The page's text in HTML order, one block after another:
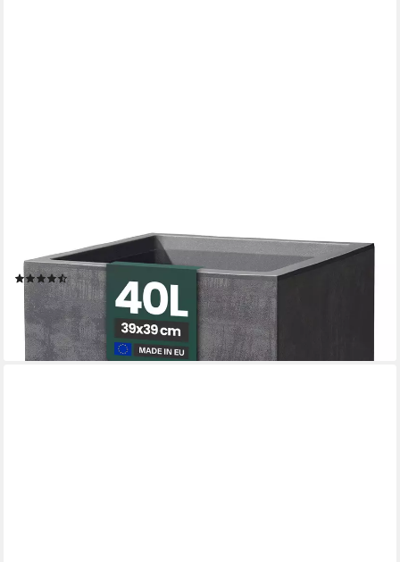
Blumenkasten Millennium in Naturstein Optik verschiedenen
Ausführungen
(25)
ab 64,99 €
lieferbar - in 3-4 Werktagen bei dir
+7